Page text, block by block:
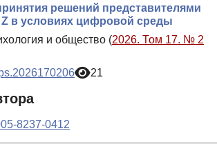
решений представителями
Z в условиях цифровой среды
и общество (2026. Том 17. № 2
21
8237-0412